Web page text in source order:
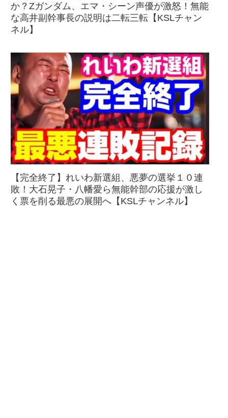
か？Zガンダム、エマ・シーン声優が激怒！無能
な高井副幹事長の説明は二転三転【KSLチャン
ネル】
【完全終了】れいわ新選組、悪夢の選挙１０連
敗！大石晃子・八幡愛ら無能幹部の応援が激し
く票を削る最悪の展開へ【KSLチャンネル】